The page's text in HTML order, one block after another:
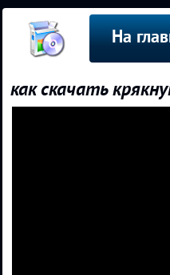
На
как скачать